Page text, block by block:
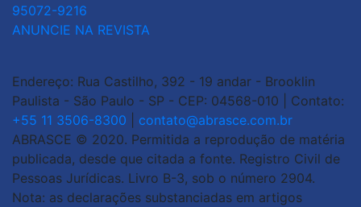
95072-9216
ANUNCIE NA REVISTA
Endereço: Rua Castilho, 392 - 19 andar - Brooklin
Paulista - São Paulo - SP - CEP: 04568-010 | Contato:
+55 11 3506-8300
contato@abrasce.com.br
ABRASCE © 2020. Permitida a reprodução de matéria
publicada, desde que citada a fonte. Registro Civil de
Pessoas Jurídicas. Livro B-3, sob o número 2904.
Nota: as declarações substanciadas em artigos